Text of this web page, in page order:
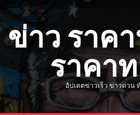
to
content
ข่าว ราค
ราคา
อัปเดตข่าวเร็ว ข่าวด่วน